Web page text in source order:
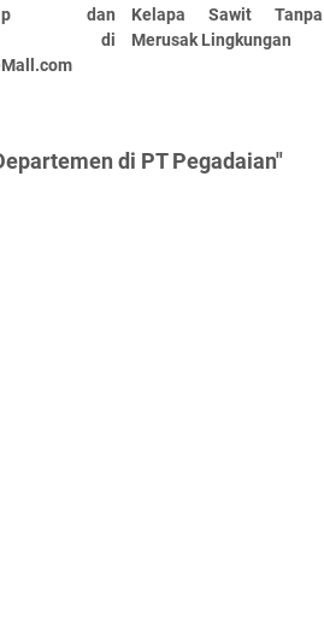
dan
di
Kelapa Sawit Tanpa
Merusak Lingkungan
di PT Pegadaian"